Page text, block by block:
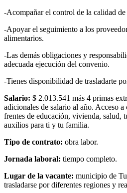
-Acompañar el control de la calidad
-Apoyar el seguimiento a los
alimentarios.
-Las demás obligaciones y
adecuada ejecución del convenio.
-Tienes disponibilidad de trasladarte
Salario: $ 2.013.541 más 4 primas
adicionales de salario al año. Acceso
frentes de educación, vivienda, salud,
auxilios para ti y tu familia.
Tipo de contrato: obra labor.
Jornada laboral: tiempo completo.
Lugar de la vacante: municipio de
trasladarse por diferentes regiones y